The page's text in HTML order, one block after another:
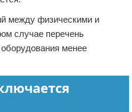
между физическими и
случае перечень
менее